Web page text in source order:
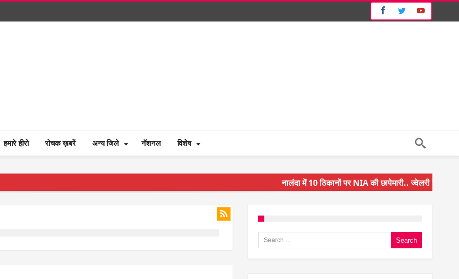
हमारे हीरो रोचक ख़बरें अन्य जिले नॅशनल विशेष
नालंदा में 10 ठिकानों पर NIA की छापेमारी.. ज्वेलरी शॉप और गन
घूसखोर अफसरों पर एक्शन.. दो-दो अफसर घूस लेते गिरफ्तार
Search for: